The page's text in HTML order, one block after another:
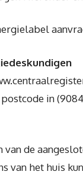
in
van de
van het huis